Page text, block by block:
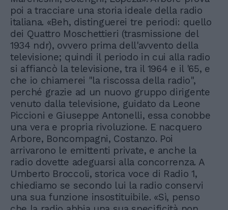
poi a tracciare una storia ideale della radio
italiana. «Beh, distinguerei tre periodi: quello
dei Quattro Moschettieri (trasmissione del
1934 ndr), ovvero prima dell'avvento della
televisione; quindi il periodo in cui alla radio
si affiancò la televisione, tra il 1964 e il '65, e
che io chiamerei "la riscossa della radio",
perché grazie ad un nuovo gruppo dirigente
venuto dalla televisione, guidato da Leone
Piccioni e Giuseppe Antonelli, essa conobbe
una vera e propria rivoluzione. E nacquero
Arbore, Boncompagni, Costanzo. Poi
arrivarono le emittenti private, e anche la
radio dovette adeguarsi alla concorrenza. A
Umberto Broccoli, storica voce di Radio 1,
chiediamo se secondo lui la radio conservi
una sua funzione insostituibile. «Sì, penso